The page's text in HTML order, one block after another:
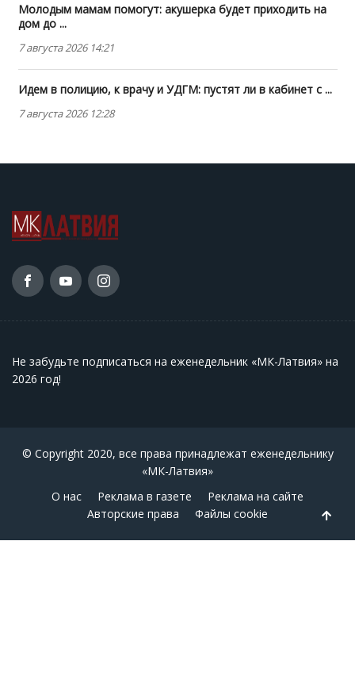
Молодым мамам помогут: акушерка будет приходить на
дом до ...
7 августа 2026 14:21
Идем в полицию, к врачу и УДГМ: пустят ли в кабинет с ...
7 августа 2026 12:28
Не забудьте подписаться на еженедельник «МК-Латвия» на
2026 год!
© Copyright 2020, все права принадлежат еженедельнику
«МК-Латвия»
О нас
Реклама в газете
Реклама на сайте
Авторские права
Файлы cookie